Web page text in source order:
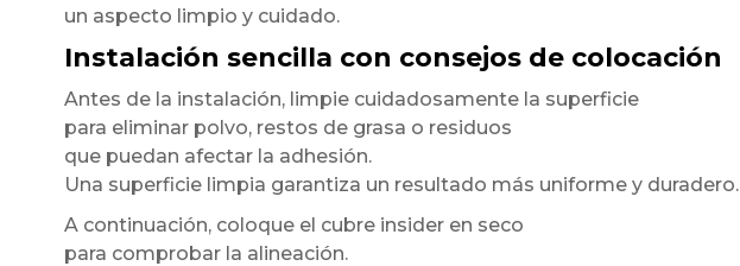
un aspecto limpio y cuidado.
Instalación sencilla con consejos de colocación
Antes de la instalación, limpie cuidadosamente la superficie
para eliminar polvo, restos de grasa o residuos
que puedan afectar la adhesión.
Una superficie limpia garantiza un resultado más uniforme y duradero.
A continuación, coloque el cubre insider en seco
para comprobar la alineación.